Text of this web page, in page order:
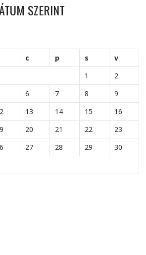
SZERINT
c p s
v
1
2
6 7 8
9
13 14 15
16
20 21 22
23
27 28 29
30